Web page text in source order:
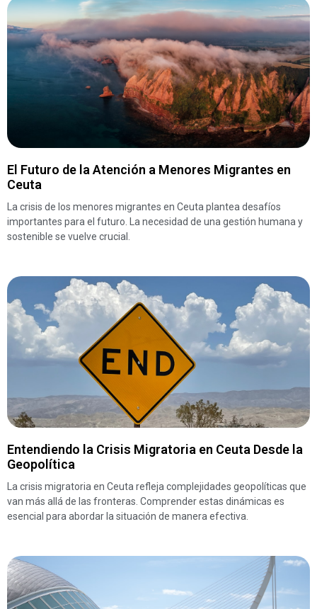
El Futuro de la Atención a Menores Migrantes en
Ceuta
La crisis de los menores migrantes en Ceuta plantea desafíos
importantes para el futuro. La necesidad de una gestión humana y
sostenible se vuelve crucial.
Entendiendo la Crisis Migratoria en Ceuta Desde la
Geopolítica
La crisis migratoria en Ceuta refleja complejidades geopolíticas que
van más allá de las fronteras. Comprender estas dinámicas es
esencial para abordar la situación de manera efectiva.